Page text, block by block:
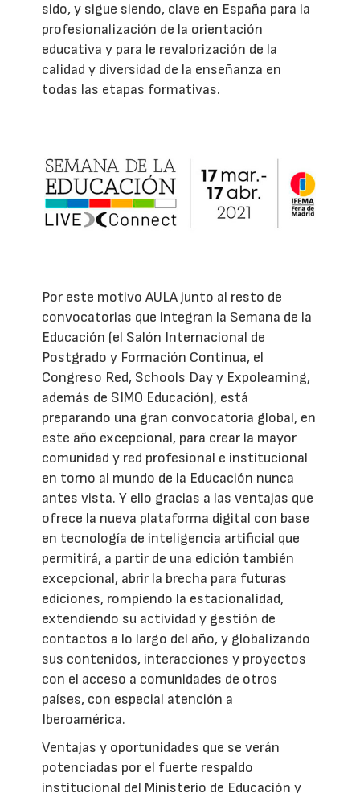
sido, y sigue siendo, clave en España para la
profesionalización de la orientación
educativa y para le revalorización de la
calidad y diversidad de la enseñanza en
todas las etapas formativas.
Por este motivo AULA junto al resto de
convocatorias que integran la Semana de la
Educación (el Salón Internacional de
Postgrado y Formación Continua, el
Congreso Red, Schools Day y Expolearning,
además de SIMO Educación), está
preparando una gran convocatoria global, en
este año excepcional, para crear la mayor
comunidad y red profesional e institucional
en torno al mundo de la Educación nunca
antes vista. Y ello gracias a las ventajas que
ofrece la nueva plataforma digital con base
en tecnología de inteligencia artificial que
permitirá, a partir de una edición también
excepcional, abrir la brecha para futuras
ediciones, rompiendo la estacionalidad,
extendiendo su actividad y gestión de
contactos a lo largo del año, y globalizando
sus contenidos, interacciones y proyectos
con el acceso a comunidades de otros
países, con especial atención a
Iberoamérica.
Ventajas y oportunidades que se verán
potenciadas por el fuerte respaldo
institucional del Ministerio de Educación y